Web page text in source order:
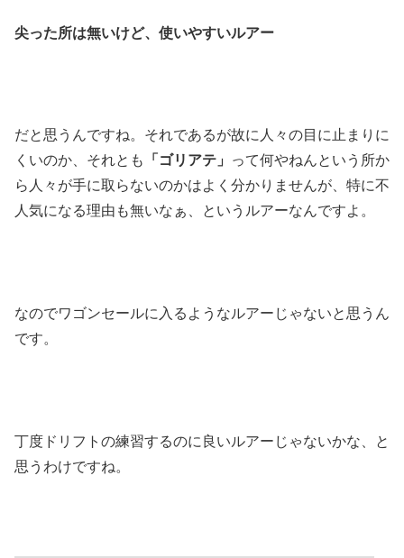
尖った所は無いけど、使いやすいルアー
だと思うんですね。それであるが故に人々の目に止まりに
くいのか、それとも
「ゴリアテ」
って何やねんという所か
ら人々が手に取らないのかはよく分かりませんが、特に不
人気になる理由も無いなぁ、というルアーなんですよ。
なのでワゴンセールに入るようなルアーじゃないと思うん
です。
丁度ドリフトの練習するのに良いルアーじゃないかな、と
思うわけですね。